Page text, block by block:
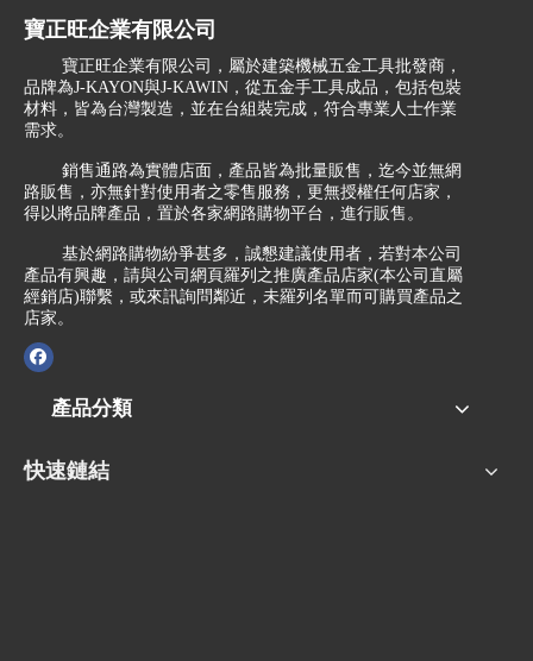
寶正旺企業有限公司
寶正旺企業有限公司，屬於建築機械五金工具批發商，
品牌為J-KAYON與J-KAWIN，從五金手工具成品，包括包裝
材料，皆為台灣製造，並在台組裝完成，符合專業人士作業
需求。
銷售通路為實體店面，產品皆為批量販售，迄今並無網
路販售，亦無針對使用者之零售服務，更無授權任何店家，
得以將品牌產品，置於各家網路購物平台，進行販售。
基於網路購物紛爭甚多，誠懇建議使用者，若對本公司
產品有興趣，請與公司網頁羅列之推廣產品店家(本公司直屬
經銷店)聯繫，或來訊詢問鄰近，未羅列名單而可購買產品之
店家。
產品分類
快速鏈結